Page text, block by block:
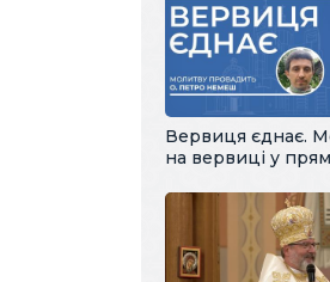
Вервиця єднає.
на вервиці у